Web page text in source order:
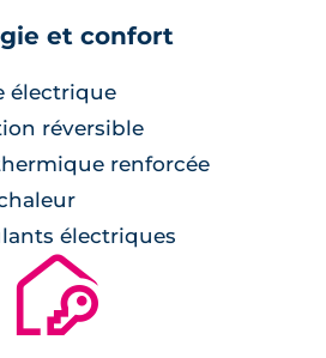
et confort
électrique
réversible
renforcée
électriques
🔐